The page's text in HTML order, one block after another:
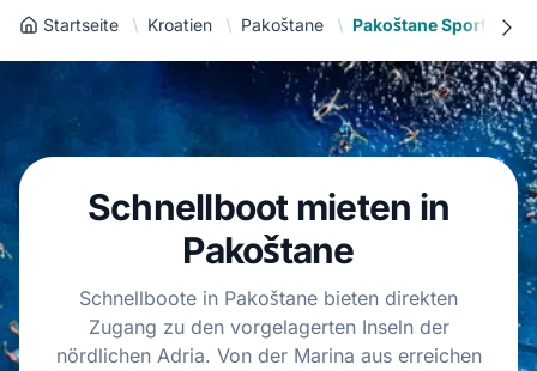
Registrieren
Für Partner
Złoty
Nederlands
Español
Polski
Startseite Kroatien Pakoštane Pakoštane Sportboot
Schnellboot mieten in
Pakoštane
Schnellboote in Pakoštane bieten direkten
Zugang zu den vorgelagerten Inseln der
nördlichen Adria. Von der Marina aus erreichen